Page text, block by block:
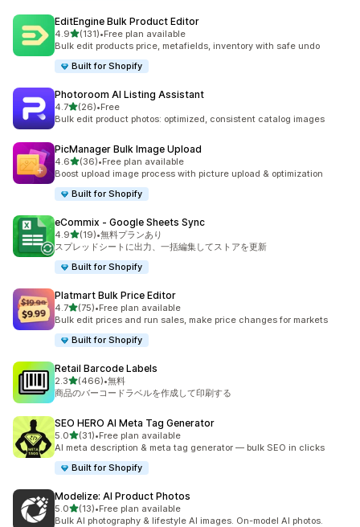
EditEngine Bulk Product Editor
4.95つ星中
(131)
合計レビュー数：131件
•Free plan available
Bulk edit products price, metafields, inventory with safe undo
Built for Shopify
Photoroom AI Listing Assistant
4.75つ星中
(26)
合計レビュー数：26件
•Free
Bulk edit product photos: optimized, consistent catalog images
PicManager Bulk Image Upload
4.65つ星中
(36)
合計レビュー数：36件
•Free plan available
Boost upload image process with picture upload & optimization
Built for Shopify
eCommix ‑ Google Sheets Sync
4.95つ星中
(19)
合計レビュー数：19件
•無料プランあり
スプレッドシートに出力、一括編集してストアを更新
Built for Shopify
Platmart Bulk Price Editor
4.75つ星中
(75)
合計レビュー数：75件
•Free plan available
Bulk edit prices and run sales, make price changes for markets
Built for Shopify
Retail Barcode Labels
2.35つ星中
(466)
合計レビュー数：466件
•無料
商品のバーコードラベルを作成して印刷する
SEO HERO AI Meta Tag Generator
5.05つ星中
(31)
合計レビュー数：31件
•Free plan available
AI meta description & meta tag generator — bulk SEO in clicks
Built for Shopify
Modelize: AI Product Photos
5.05つ星中
(13)
合計レビュー数：13件
•Free plan available
Bulk AI photography & lifestyle AI images. On-model AI photos.